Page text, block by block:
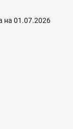
на 01.07.2026